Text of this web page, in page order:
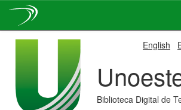
English
Biblioteca Digital de